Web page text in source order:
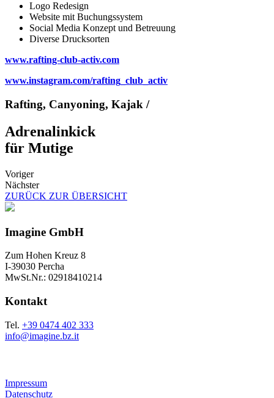
Logo Redesign
Website mit Buchungssystem
Social Media Konzept und Betreuung
Diverse Drucksorten
www.rafting-club-activ.com
www.instagram.com/rafting_club_activ
Rafting, Canyoning, Kajak /
Adrenalinkick
für Mutige
Voriger
Nächster
ZURÜCK ZUR ÜBERSICHT
Imagine GmbH
Zum Hohen Kreuz 8
I-39030 Percha
MwSt.Nr.: 02918410214
Kontakt
Tel. +39 0474 402 333
info@imagine.bz.it
Impressum
Datenschutz